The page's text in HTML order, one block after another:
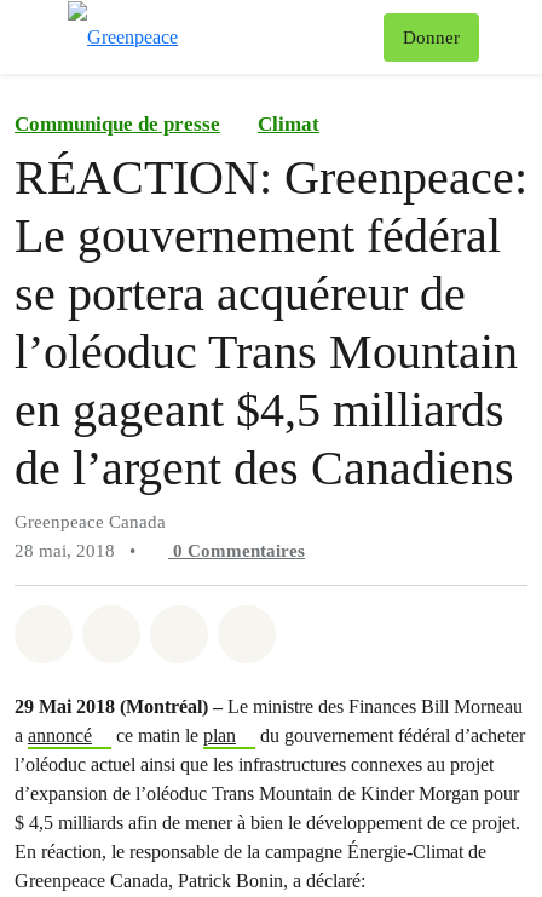
Donner
Communique de presse Climat
RÉACTION: Greenpeace:
Le gouvernement fédéral
se portera acquéreur de
l’oléoduc Trans Mountain
en gageant $4,5 milliards
de l’argent des Canadiens
Greenpeace Canada
28 mai, 2018
• 0 Commentaires
29 Mai 2018 (Montréal) –Le ministre des Finances Bill Morneau
a annoncé ce matin le plan
du gouvernement fédéral d’acheter
l’oléoduc actuel ainsi que les infrastructures connexes au projet
d’expansion de l’oléoduc Trans Mountain de Kinder Morgan pour
$ 4,5 milliards afin de mener à bien le développement de ce projet.
En réaction, le responsable de la campagne Énergie-Climat de
Greenpeace Canada, Patrick Bonin, a déclaré: